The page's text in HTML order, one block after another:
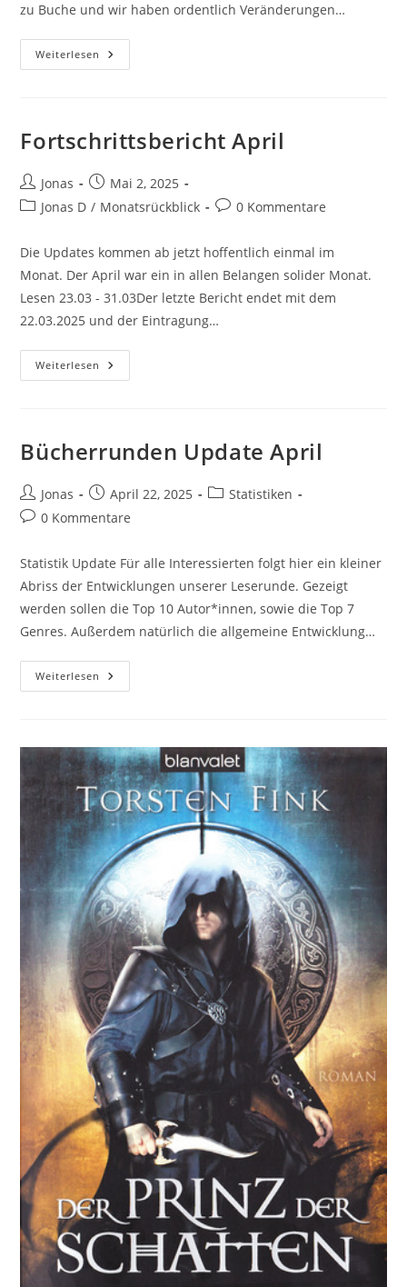
zu Buche und wir haben ordentlich Veränderungen…
Weiterlesen
Fortschrittsbericht April
Jonas
Mai 2, 2025
Jonas D / Monatsrückblick 0 Kommentare
Die Updates kommen ab jetzt hoffentlich einmal im
Monat. Der April war ein in allen Belangen solider Monat.
Lesen 23.03 - 31.03Der letzte Bericht endet mit dem
22.03.2025 und der Eintragung…
Weiterlesen
Bücherrunden Update April
Jonas April 22, 2025
Statistiken
0 Kommentare
Statistik Update Für alle Interessierten folgt hier ein kleiner
Abriss der Entwicklungen unserer Leserunde. Gezeigt
werden sollen die Top 10 Autor*innen, sowie die Top 7
Genres. Außerdem natürlich die allgemeine Entwicklung…
Weiterlesen